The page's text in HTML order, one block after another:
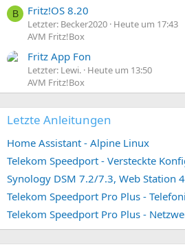
B Fritz!OS 8.20
Letzter: Becker2020 Heute um 17:43
AVM Fritz!Box
Fritz App Fon
Letzter: Lewi. Heute um 13:50
AVM Fritz!Box
Letzte Anleitungen
Home Assistant - Alpine Linux
Telekom Speedport - Versteckte
Telekom Speedport Pro Plus -
Telekom Speedport Pro Plus -